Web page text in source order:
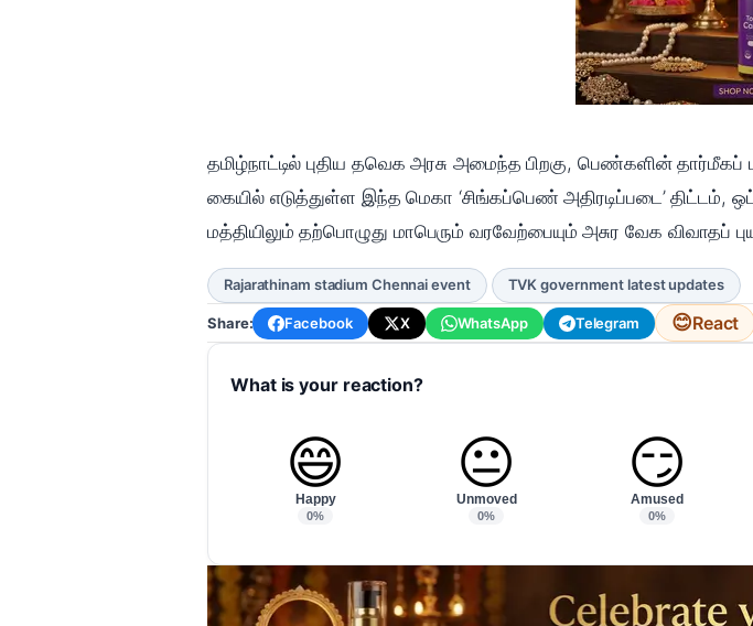
தமிழ்நாட்டில் புதிய தவெக அரசு அமைந்த பிறகு, பெண்களின்
கையில் எடுத்துள்ள இந்த மெகா ‘சிங்கப்பெண் அதிரடிப்படை’
மத்தியிலும் தற்பொழுது மாபெரும் வரவேற்பையும் அசுர வேக விவாதப்
Rajarathinam stadium Chennai event TVK government latest updates
Share: Facebook X WhatsApp Telegram 😊React
What is your reaction?
😄
Happy
0%
😐
Unmoved
0%
😏
Amused
0%